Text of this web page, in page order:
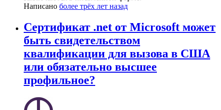
Написано более трёх лет назад
Сертификат .net от Microsoft может
быть свидетельством
квалификации для вызова в США
или обязательно высшее
профильное?